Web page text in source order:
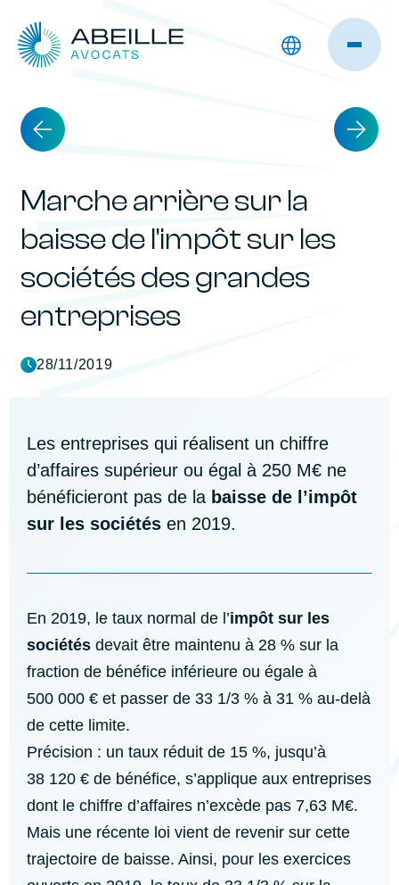
Marche arrière sur la
baisse de l’impôt sur les
sociétés des grandes
entreprises
28/11/2019
Les entreprises qui réalisent un chiffre
d’affaires supérieur ou égal à 250 M€ ne
bénéficieront pas de la baisse de l’impôt
sur les sociétés en 2019.
En 2019, le taux normal de l’impôt sur les
sociétés devait être maintenu à 28 % sur la
fraction de bénéfice inférieure ou égale à
500 000 € et passer de 33 1/3 % à 31 % au-delà
de cette limite.
Précision : un taux réduit de 15 %, jusqu’à
38 120 € de bénéfice, s’applique aux entreprises
dont le chiffre d’affaires n’excède pas 7,63 M€.
Mais une récente loi vient de revenir sur cette
trajectoire de baisse. Ainsi, pour les exercices